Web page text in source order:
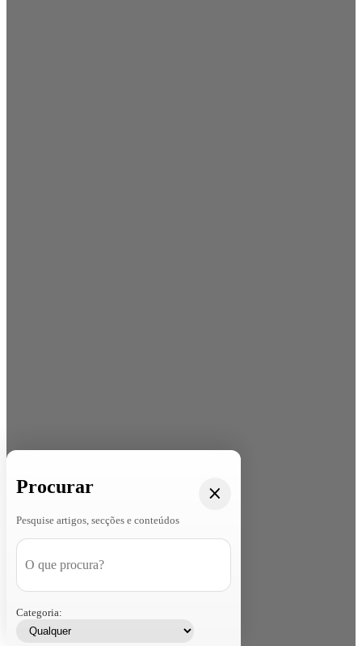
Procurar
Pesquise artigos, secções e conteúdos
Categoria: